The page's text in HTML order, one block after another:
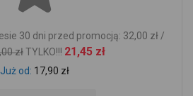
30 dni przed promocją: 32,00 zł /
złTYLKO!!! 21,45 zł
Już od 17,90 zł